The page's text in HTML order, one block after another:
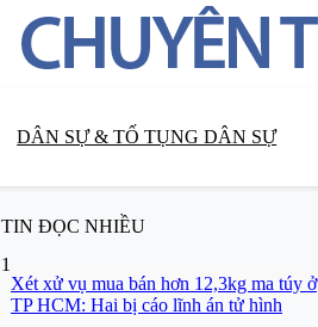
DÂN SỰ & TỐ TỤNG DÂN SỰ
TIN ĐỌC NHIỀU
1
Xét xử vụ mua bán hơn 12,3kg ma túy ở
TP HCM: Hai bị cáo lĩnh án tử hình